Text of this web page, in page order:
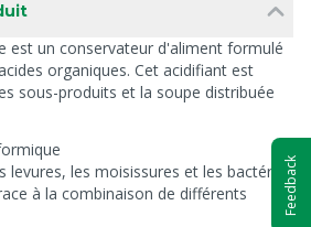
est un conservateur d'aliment formulé
organiques. Cet acidifiant est
sous-produits et la soupe distribuée
levures, les moisissures et les bactéries
à la combinaison de différents
Feedback